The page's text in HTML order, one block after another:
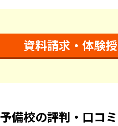
礎力を向上することができる
、成績に伸び悩むと、他の生
田大学 3,523
資料請求・体験
備校の評判・口コミ